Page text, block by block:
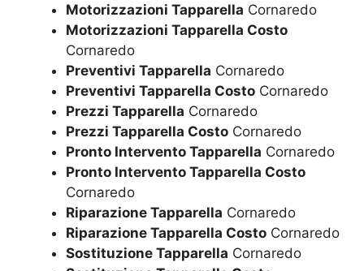
Motorizzazioni Tapparella Cornaredo
Motorizzazioni Tapparella Costo
Cornaredo
Preventivi Tapparella Cornaredo
Preventivi Tapparella Costo Cornaredo
Prezzi Tapparella Cornaredo
Prezzi Tapparella Costo Cornaredo
Pronto Intervento Tapparella Cornaredo
Pronto Intervento Tapparella Costo
Cornaredo
Riparazione Tapparella Cornaredo
Riparazione Tapparella Costo Cornaredo
Sostituzione Tapparella Cornaredo